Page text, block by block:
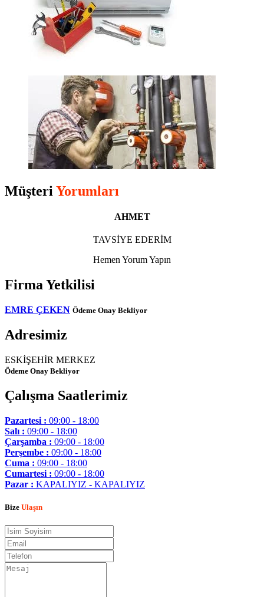
Müşteri Yorumları
AHMET
TAVSİYE EDERİM
Hemen Yorum Yapın
Firma Yetkilisi
EMRE ÇEKEN Ödeme Onay Bekliyor
Adresimiz
ESKİŞEHİR MERKEZ
Ödeme Onay Bekliyor
Çalışma Saatlerimiz
Pazartesi : 09:00 - 18:00
Salı : 09:00 - 18:00
Çarşamba : 09:00 - 18:00
Perşembe : 09:00 - 18:00
Cuma : 09:00 - 18:00
Cumartesi : 09:00 - 18:00
Pazar : KAPALIYIZ - KAPALIYIZ
Bize Ulaşın